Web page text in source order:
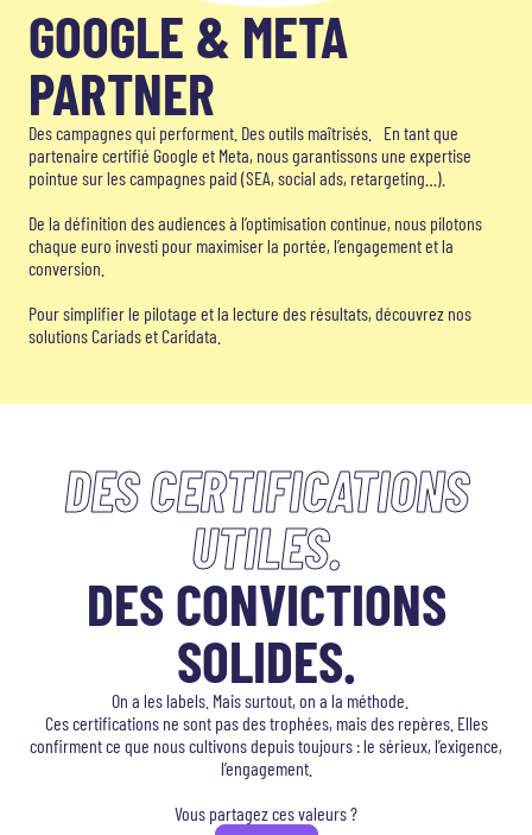
GOOGLE & META
PARTNER
Des campagnes qui performent. Des outils maîtrisés. En tant que
partenaire certifié Google et Meta, nous garantissons une expertise
pointue sur les campagnes paid (SEA, social ads, retargeting…).
De la définition des audiences à l’optimisation continue, nous pilotons
chaque euro investi pour maximiser la portée, l’engagement et la
conversion.
Pour simplifier le pilotage et la lecture des résultats, découvrez nos
solutions Cariads et Caridata.
DES CERTIFICATIONS
UTILES.
DES CONVICTIONS
SOLIDES.
On a les labels. Mais surtout, on a la méthode.
Ces certifications ne sont pas des trophées, mais des repères. Elles
confirment ce que nous cultivons depuis toujours : le sérieux, l’exigence,
l’engagement.
Vous partagez ces valeurs ?